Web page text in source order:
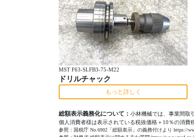
MST F63-SLFB3-75-M22
ドリルチャック
もっと詳しく
総額表示義務化について： 小林機械では、事業間取
個人消費者様は表示されている税抜価格＋10％の消費
参照：国税庁 No.6902「総額表示」の義務付けより https://